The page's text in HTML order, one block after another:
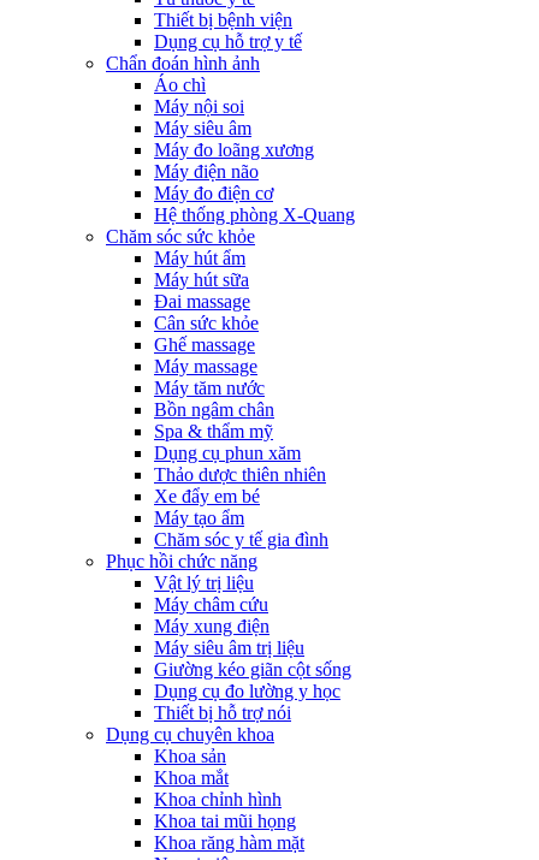
Thiết bị bệnh viện
Dụng cụ hỗ trợ y tế
Chẩn đoán hình ảnh
Áo chì
Máy nội soi
Máy siêu âm
Máy đo loãng xương
Máy điện não
Máy đo điện cơ
Hệ thống phòng X-Quang
Chăm sóc sức khỏe
Máy hút ẩm
Máy hút sữa
Đai massage
Cân sức khỏe
Ghế massage
Máy massage
Máy tăm nước
Bồn ngâm chân
Spa & thẩm mỹ
Dụng cụ phun xăm
Thảo dược thiên nhiên
Xe đẩy em bé
Máy tạo ẩm
Chăm sóc y tế gia đình
Phục hồi chức năng
Vật lý trị liệu
Máy châm cứu
Máy xung điện
Máy siêu âm trị liệu
Giường kéo giãn cột sống
Dụng cụ đo lường y học
Thiết bị hỗ trợ nói
Dụng cụ chuyên khoa
Khoa sản
Khoa mắt
Khoa chỉnh hình
Khoa tai mũi họng
Khoa răng hàm mặt